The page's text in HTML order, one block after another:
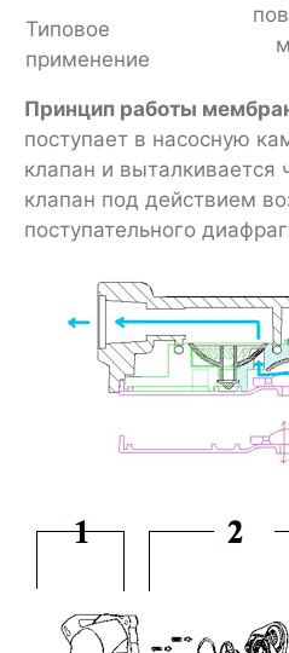
Типовое
применение
Принцип работы
поступает в насосную
клапан и выталкивается
клапан под действием
поступательного